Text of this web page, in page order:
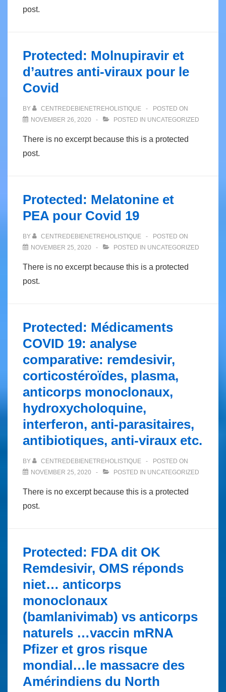
post.
Protected: Molnupiravir et
d’autres anti-viraux pour le
Covid
BY CENTREDEBIENETREHOLISTIQUE
POSTED ON
NOVEMBER 26, 2020
POSTED IN UNCATEGORIZED
There is no excerpt because this is a protected
post.
Protected: Melatonine et
PEA pour Covid 19
BY CENTREDEBIENETREHOLISTIQUE
POSTED ON
NOVEMBER 25, 2020
POSTED IN UNCATEGORIZED
There is no excerpt because this is a protected
post.
Protected: Médicaments
COVID 19: analyse
comparative: remdesivir,
corticostéroïdes, plasma,
anticorps monoclonaux,
hydroxycholoquine,
interferon, anti-parasitaires,
antibiotiques, anti-viraux etc.
BY CENTREDEBIENETREHOLISTIQUE
POSTED ON
NOVEMBER 25, 2020
POSTED IN UNCATEGORIZED
There is no excerpt because this is a protected
post.
Protected: FDA dit OK
Remdesivir, OMS réponds
niet… anticorps
monoclonaux
(bamlanivimab) vs anticorps
naturels …vaccin mRNA
Pfizer et gros risque
mondial…le massacre des
Amérindiens du North